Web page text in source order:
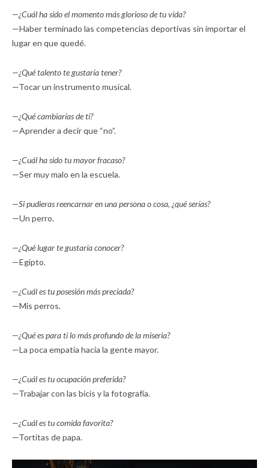
—¿Cuál ha sido el momento más glorioso de tu vida?
—Haber terminado las competencias deportivas sin importar el
lugar en que quedé.
—¿Qué talento te gustaría tener?
—Tocar un instrumento musical.
—¿Qué cambiarías de ti?
—Aprender a decir que “no”.
—¿Cuál ha sido tu mayor fracaso?
—Ser muy malo en la escuela.
—Si pudieras reencarnar en una persona o cosa, ¿qué serías?
—Un perro.
—¿Qué lugar te gustaría conocer?
—Egipto.
—¿Cuál es tu posesión más preciada?
—Mis perros.
—¿Qué es para ti lo más profundo de la miseria?
—La poca empatía hacia la gente mayor.
—¿Cuál es tu ocupación preferida?
—Trabajar con las bicis y la fotografía.
—¿Cuál es tu comida favorita?
—Tortitas de papa.